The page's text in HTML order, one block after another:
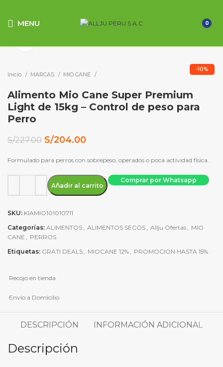
MENU 0
-10%
Inicio MARCAS MIO CANE
Alimento Mio Cane Super Premium
Light de 15kg – Control de peso para
Perro
S/227.00 El
original
S/227.00.
S/204.00El
actual
S/204.00.
Formulado para perros con sobrepeso, operados o poca actividad física.
Alimento Mio Cane Super Premium Light de 15kg - Control
Añadir al carrito
Comprar por Whatsapp
SKU: KIAMIO101010711
Categorías: ALIMENTOS , ALIMENTOS SECOS , Allju Ofertas , MIO
CANE , PERROS
Etiquetas: GRATI DEALS , MIOCANE 12% , PROMOCION HASTA 15%
Recojo en tienda
Envío a Domicilio
DESCRIPCIÓN INFORMACIÓN ADICIONAL
Descripción